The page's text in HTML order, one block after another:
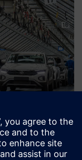
linije
Automation,